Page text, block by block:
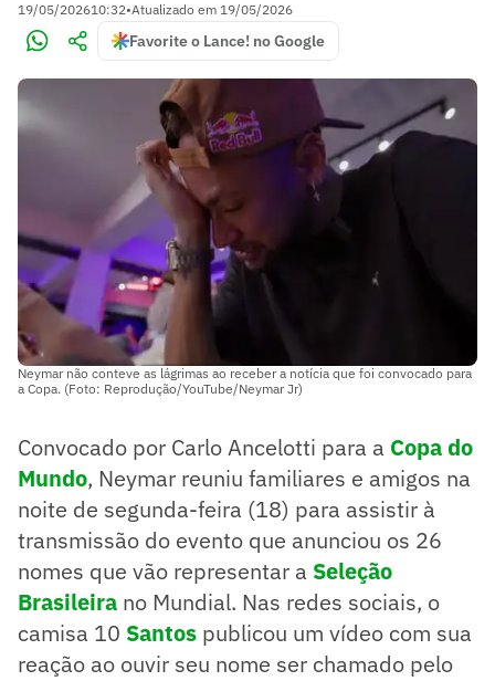
19/05/202610:32•Atualizado em 19/05/2026
Favorite o Lance! no Google
Neymar não conteve as lágrimas ao receber a notícia que foi convocado para
a Copa. (Foto: Reprodução/YouTube/Neymar Jr)
Convocado por Carlo Ancelotti para a Copa do
Mundo, Neymar reuniu familiares e amigos na
noite de segunda-feira (18) para assistir à
transmissão do evento que anunciou os 26
nomes que vão representar a Seleção
Brasileira no Mundial. Nas redes sociais, o
camisa 10 Santos publicou um vídeo com sua
reação ao ouvir seu nome ser chamado pelo